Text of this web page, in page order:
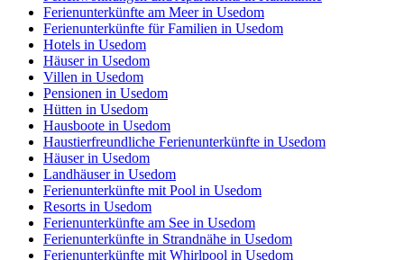
Ferienunterkünfte am Meer in Usedom
Ferienunterkünfte für Familien in Usedom
Hotels in Usedom
Häuser in Usedom
Villen in Usedom
Pensionen in Usedom
Hütten in Usedom
Hausboote in Usedom
Haustierfreundliche Ferienunterkünfte in Usedom
Häuser in Usedom
Landhäuser in Usedom
Ferienunterkünfte mit Pool in Usedom
Resorts in Usedom
Ferienunterkünfte am See in Usedom
Ferienunterkünfte in Strandnähe in Usedom
Ferienunterkünfte mit Whirlpool in Usedom